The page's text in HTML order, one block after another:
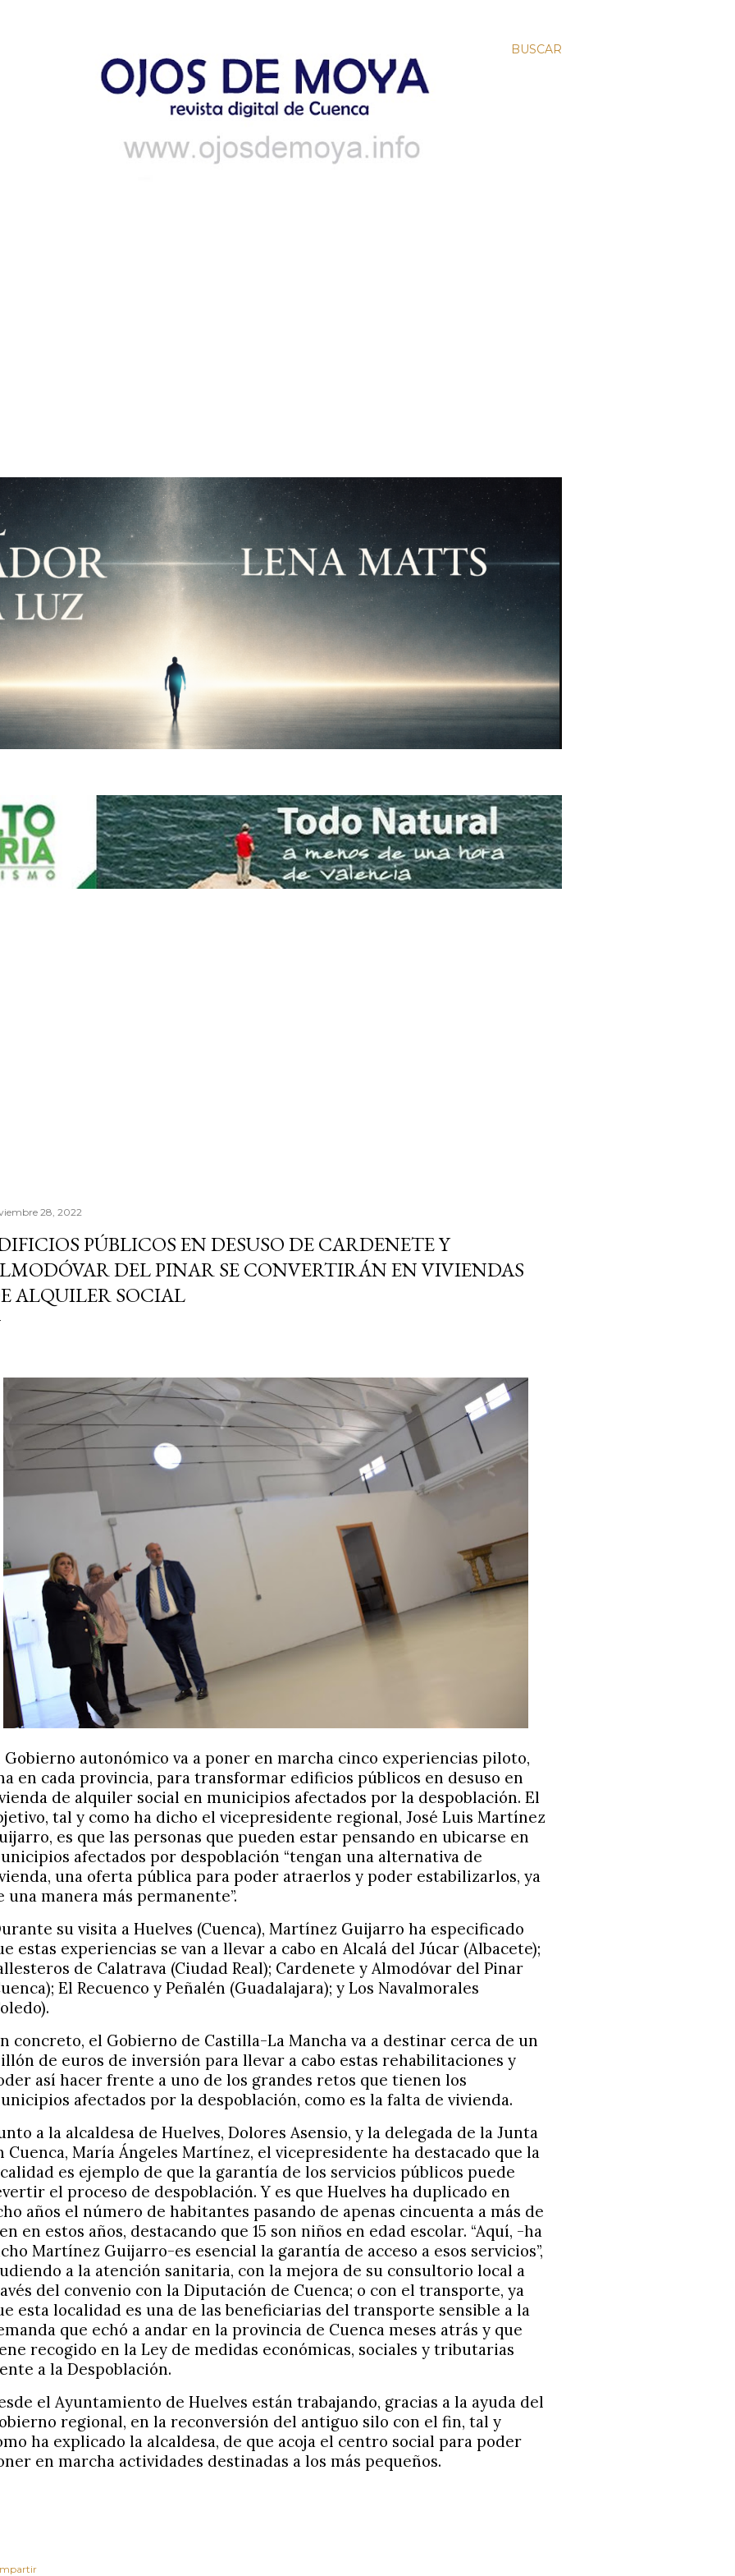
BUSCAR
28, 2022
PÚBLICOS EN DESUSO DE CARDENETE Y
DEL PINAR SE CONVERTIRÁN EN VIVIENDAS
ALQUILER SOCIAL
Gobierno autonómico va a poner en marcha cinco experiencias piloto,
en cada provincia, para transformar edificios públicos en desuso en
de alquiler social en municipios afectados por la despoblación. El
tal y como ha dicho el vicepresidente regional, José Luis Martínez
es que las personas que pueden estar pensando en ubicarse en
afectados por despoblación “tengan una alternativa de
una oferta pública para poder atraerlos y poder estabilizarlos, ya
una manera más permanente”.
su visita a Huelves (Cuenca), Martínez Guijarro ha especificado
estas experiencias se van a llevar a cabo en Alcalá del Júcar (Albacete);
de Calatrava (Ciudad Real); Cardenete y Almodóvar del Pinar
El Recuenco y Peñalén (Guadalajara); y Los Navalmorales
concreto, el Gobierno de Castilla-La Mancha va a destinar cerca de un
de euros de inversión para llevar a cabo estas rehabilitaciones y
así hacer frente a uno de los grandes retos que tienen los
afectados por la despoblación, como es la falta de vivienda.
a la alcaldesa de Huelves, Dolores Asensio, y la delegada de la Junta
Cuenca, María Ángeles Martínez, el vicepresidente ha destacado que la
es ejemplo de que la garantía de los servicios públicos puede
el proceso de despoblación. Y es que Huelves ha duplicado en
años el número de habitantes pasando de apenas cincuenta a más de
en estos años, destacando que 15 son niños en edad escolar. “Aquí, -ha
Martínez Guijarro-es esencial la garantía de acceso a esos servicios”,
a la atención sanitaria, con la mejora de su consultorio local a
del convenio con la Diputación de Cuenca; o con el transporte, ya
esta localidad es una de las beneficiarias del transporte sensible a la
que echó a andar en la provincia de Cuenca meses atrás y que
recogido en la Ley de medidas económicas, sociales y tributarias
a la Despoblación.
el Ayuntamiento de Huelves están trabajando, gracias a la ayuda del
regional, en la reconversión del antiguo silo con el fin, tal y
ha explicado la alcaldesa, de que acoja el centro social para poder
en marcha actividades destinadas a los más pequeños.